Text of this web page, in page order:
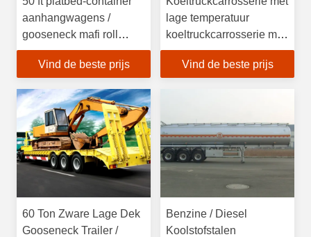
aanhangwagens /
gooseneck mafi roll
aanhangwagens
Vind de beste prijs
lage temperatuur
koeltruckcarrosserie met
eutectische platen
Vind de beste prijs
60 Ton Zware Lage Dek
Gooseneck Trailer /
Benzine / Diesel
Koolstofstalen